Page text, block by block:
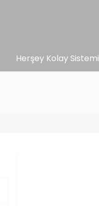
Herşey Kolay Sistemi